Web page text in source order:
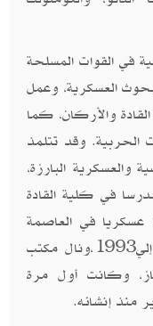
في القوات المسلحة
العسكرية، وعمل
والأركان، كما
الحربية. وقد تتلمذ
والعسكرية البارزة،
في كلية القادة
في العاصمة
التركية، أنقرة، في الفترة من1990إلي1993،ونال مكتب
وكانت أول مرة
منذ إنشائه.